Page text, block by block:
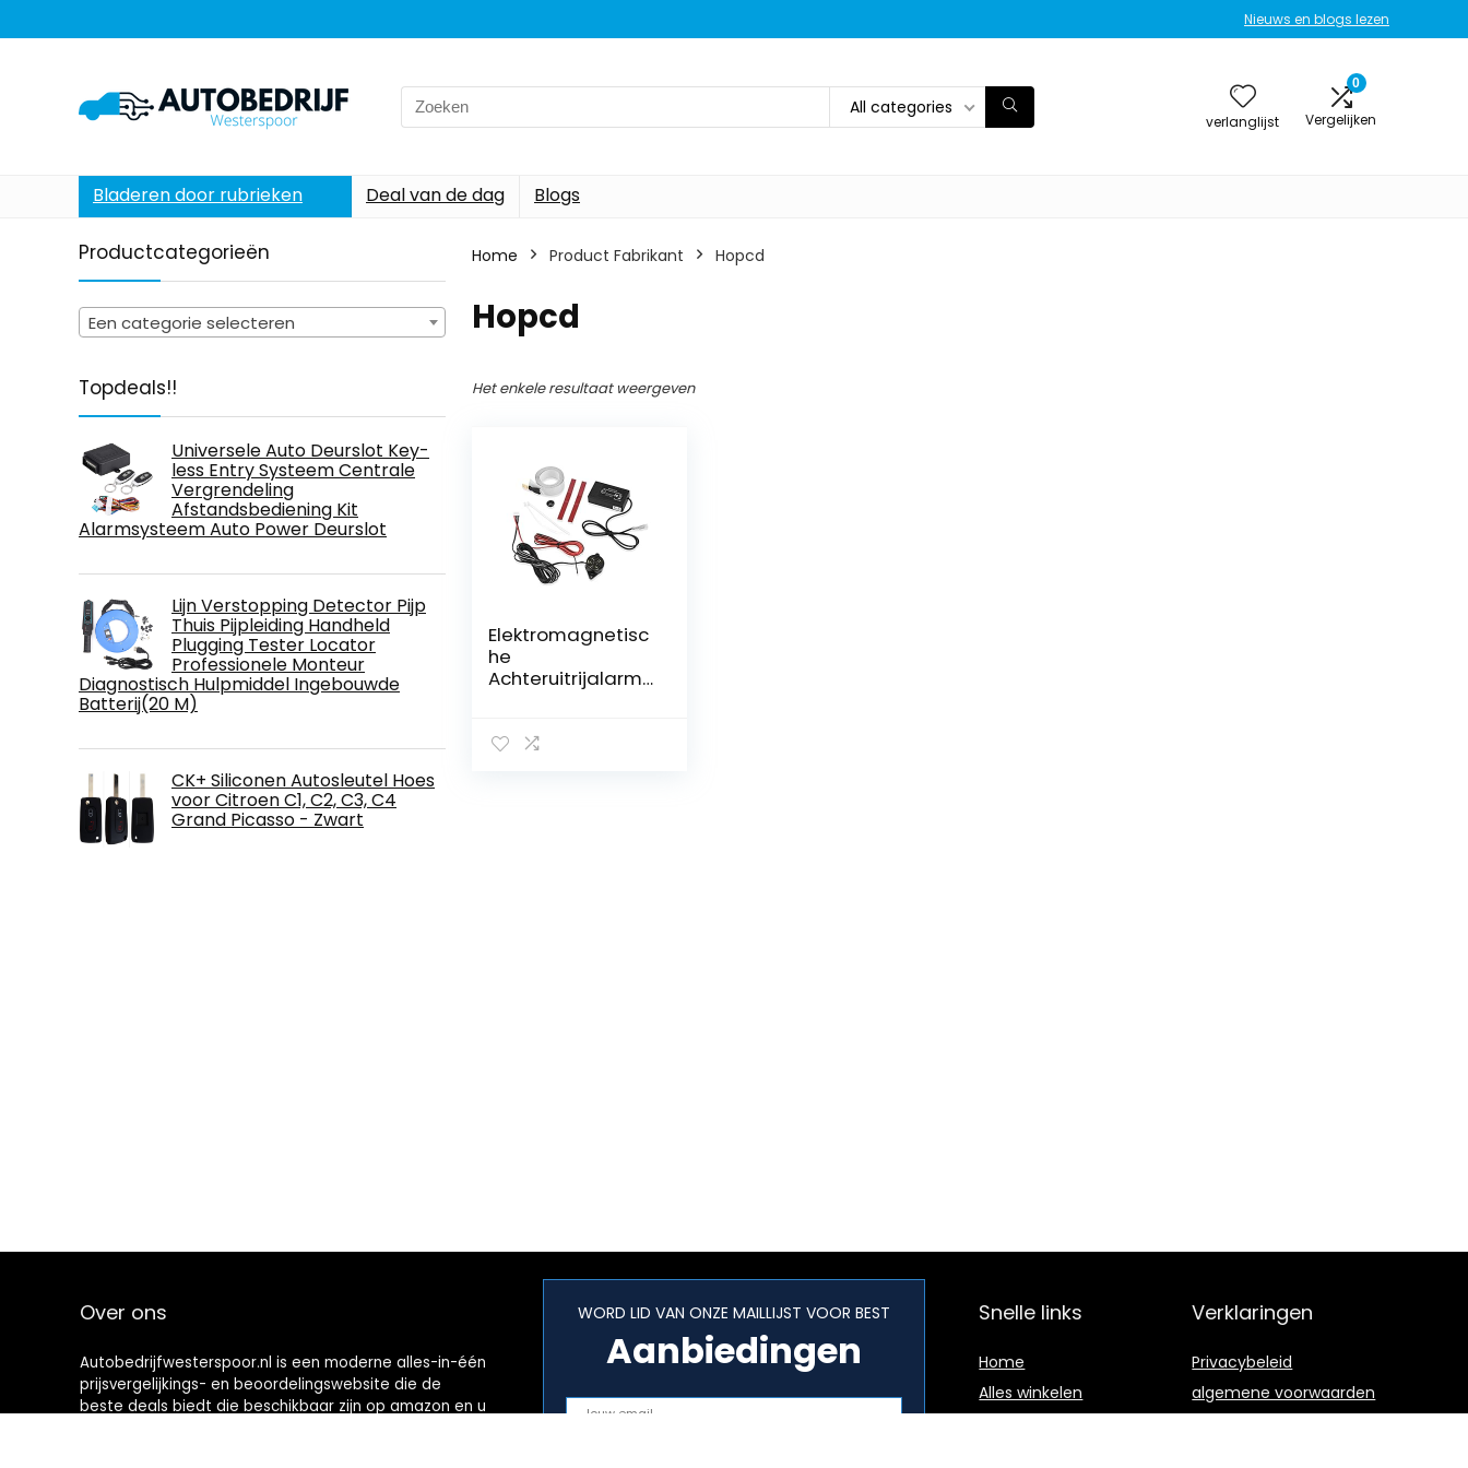
Nieuws en blogs lezen
Search
for:
All categories
verlanglijst
0
Vergelijken
Bladeren door rubrieken Deal van de dag Blogs
Productcategorieën
Een categorie selecteren
Topdeals!!
Universele Auto Deurslot Key-
less Entry Systeem Centrale
Vergrendeling
Afstandsbediening Kit
Alarmsysteem Auto Power Deurslot
Lijn Verstopping Detector Pijp
Thuis Pijpleiding Handheld
Plugging Tester Locator
Professionele Monteur
Diagnostisch Hulpmiddel Ingebouwde
Batterij(20 M)
CK+ Siliconen Autosleutel Hoes
voor Citroen C1, C2, C3, C4
Grand Picasso - Zwart
Home Product Fabrikant ‎Hopcd
‎Hopcd
Het enkele resultaat weergeven
Elektromagnetisc
he
Achteruitrijalarm
Auto, Truck en RV
Over ons
Autobedrijfwesterspoor.nl is een moderne alles-in-één
prijsvergelijkings- en beoordelingswebsite die de
beste deals biedt die beschikbaar zijn op amazon en u
WORD LID VAN ONZE MAILLIJST VOOR BEST
Aanbiedingen
Snelle links
Home
Alles winkelen
Verklaringen
Privacybeleid
algemene voorwaarden